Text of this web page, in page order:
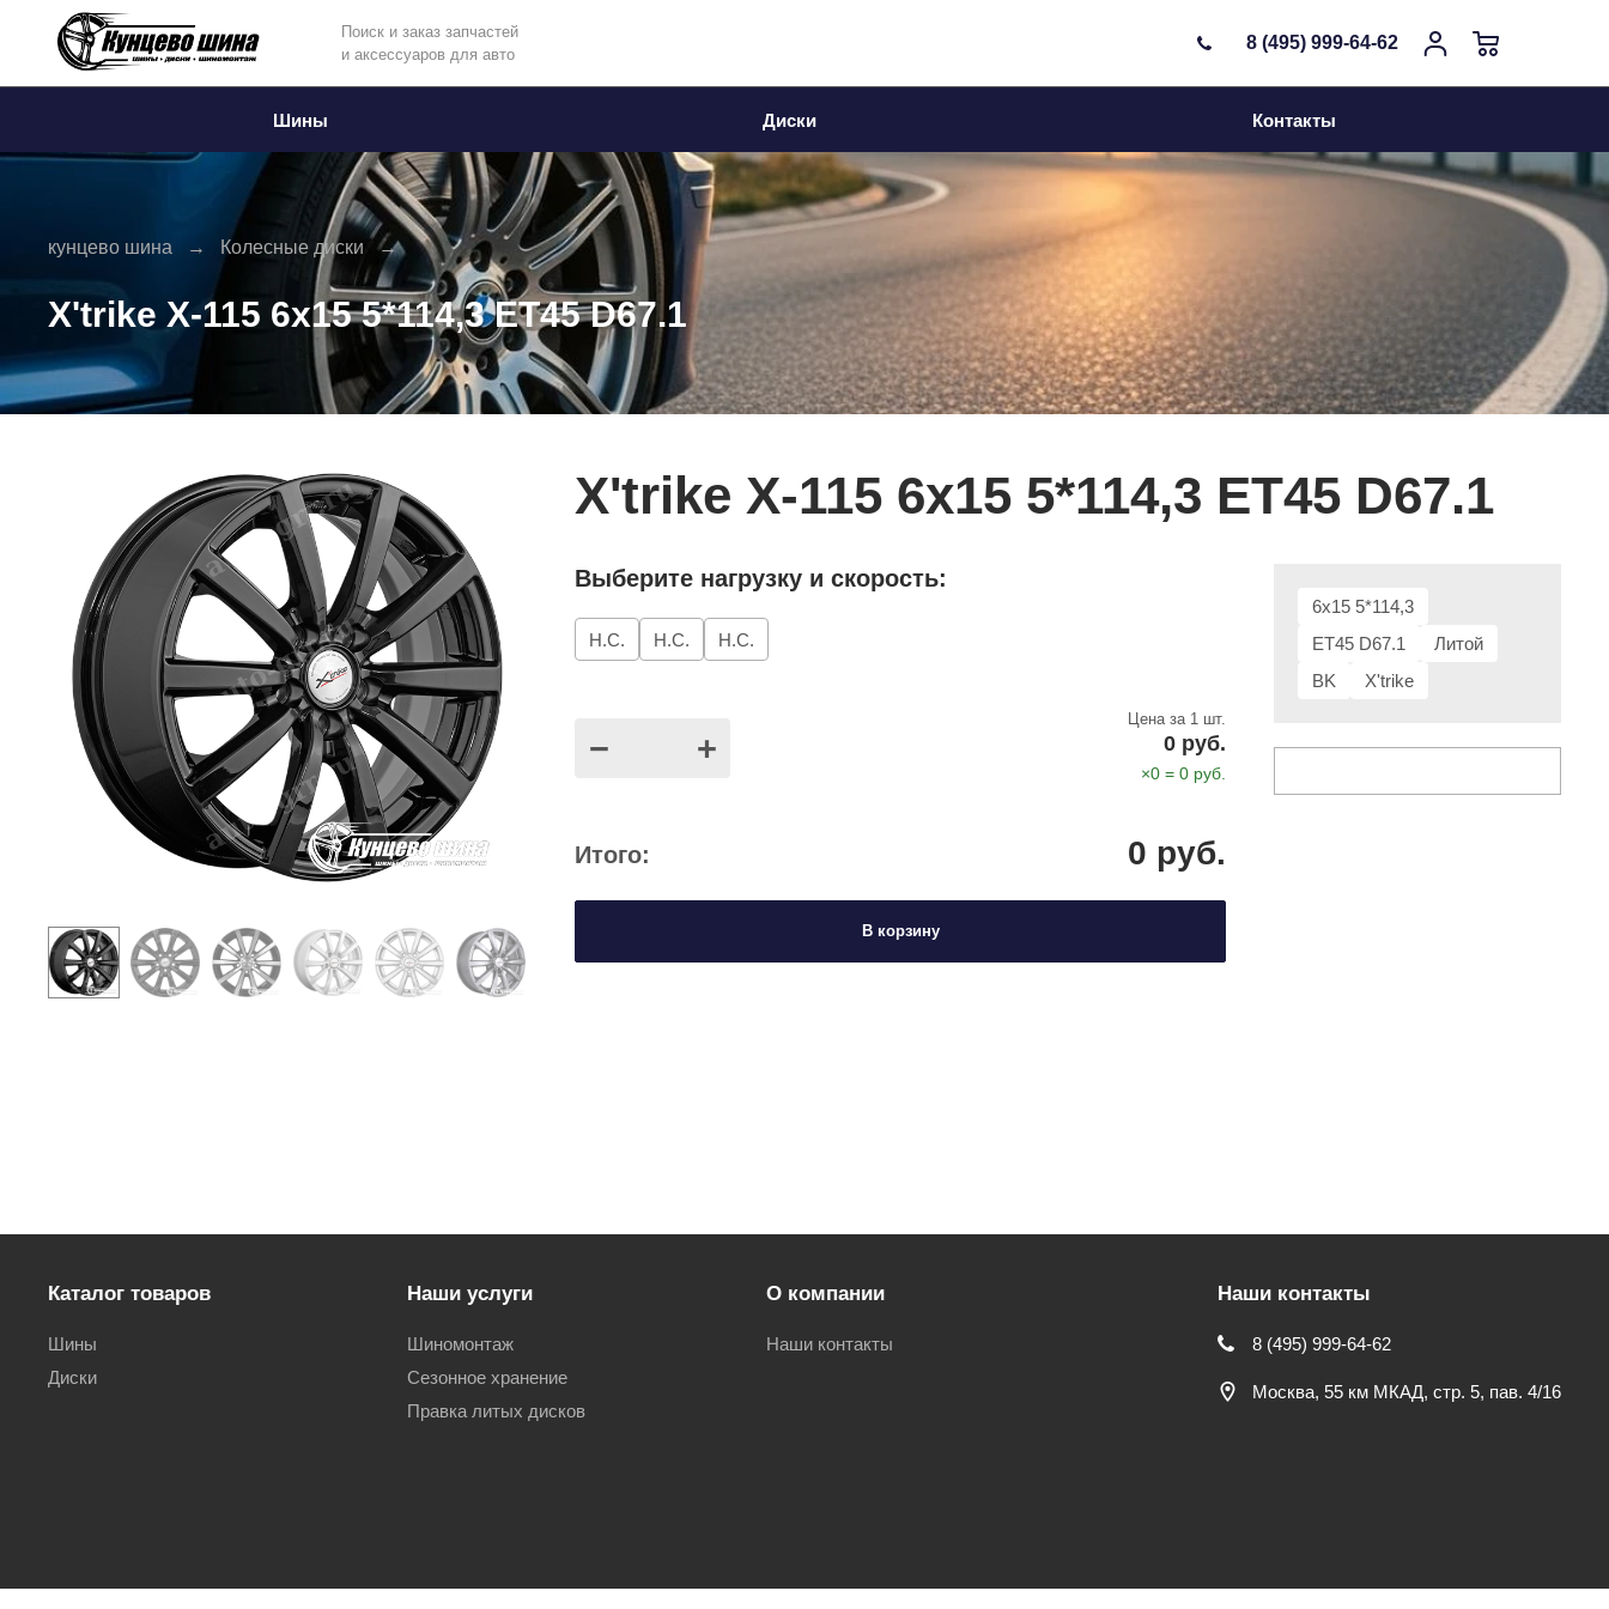
Поиск и заказ запчастей
и аксессуаров для авто
8 (495) 999-64-62
Шины Диски Контакты
кунцево шина Колесные диски
X'trike X-115 6x15 5*114,3 ET45 D67.1
X'trike X-115 6x15 5*114,3 ET45 D67.1
6x15 5*114,3
ET45 D67.1
Литой
BK
X'trike
Выберите нагрузку и скорость:
Н.С. Н.С. Н.С.
− +
Цена за 1 шт.
0 руб.
×0 = 0 руб.
Итого: 0 руб.
В корзину
Каталог товаров
Шины
Диски
Наши услуги
Шиномонтаж
Сезонное хранение
Правка литых дисков
О компании
Наши контакты
Наши контакты
8 (495) 999-64-62
Москва, 55 км МКАД, стр. 5, пав. 4/16